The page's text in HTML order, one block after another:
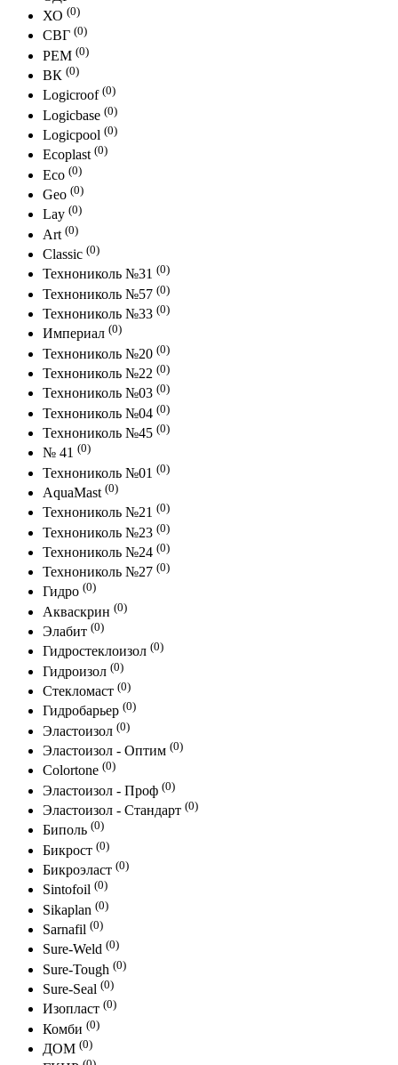
ХО (0)
СВГ (0)
РЕМ (0)
ВК (0)
Logicroof (0)
Logicbase (0)
Logicpool (0)
Ecoplast (0)
Eco (0)
Geo (0)
Lay (0)
Art (0)
Classic (0)
Технониколь №31 (0)
Технониколь №57 (0)
Технониколь №33 (0)
Империал (0)
Технониколь №20 (0)
Технониколь №22 (0)
Технониколь №03 (0)
Технониколь №04 (0)
Технониколь №45 (0)
№ 41 (0)
Технониколь №01 (0)
AquaMast (0)
Технониколь №21 (0)
Технониколь №23 (0)
Технониколь №24 (0)
Технониколь №27 (0)
Гидро (0)
Акваскрин (0)
Элабит (0)
Гидростеклоизол (0)
Гидроизол (0)
Стекломаст (0)
Гидробарьер (0)
Эластоизол (0)
Эластоизол - Оптим (0)
Colortone (0)
Эластоизол - Проф (0)
Эластоизол - Стандарт (0)
Биполь (0)
Бикрост (0)
Бикроэласт (0)
Sintofoil (0)
Sikaplan (0)
Sarnafil (0)
Sure-Weld (0)
Sure-Tough (0)
Sure-Seal (0)
Изопласт (0)
Комби (0)
ДОМ (0)